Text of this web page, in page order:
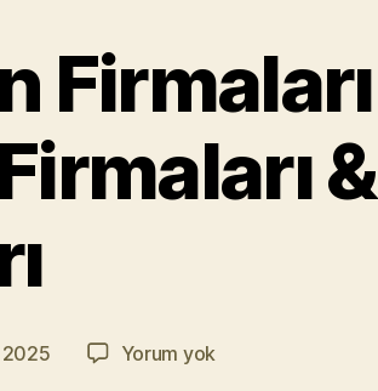
Firmaları |
&
2025 Yorum yok